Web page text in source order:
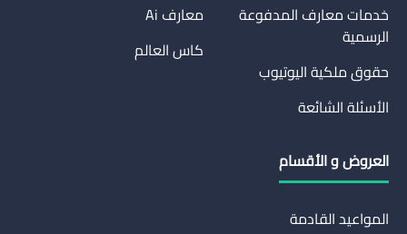
خدمات معارف المدفوعة
الرسمية
حقوق ملكية اليوتيوب
الأسئلة الشائعة
معارف Ai
كاس العالم
العروض و الأقسام
المواعيد القادمة